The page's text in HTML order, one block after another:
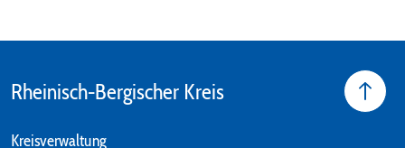
Rheinisch-Bergischer Kreis
Kreisverwaltung